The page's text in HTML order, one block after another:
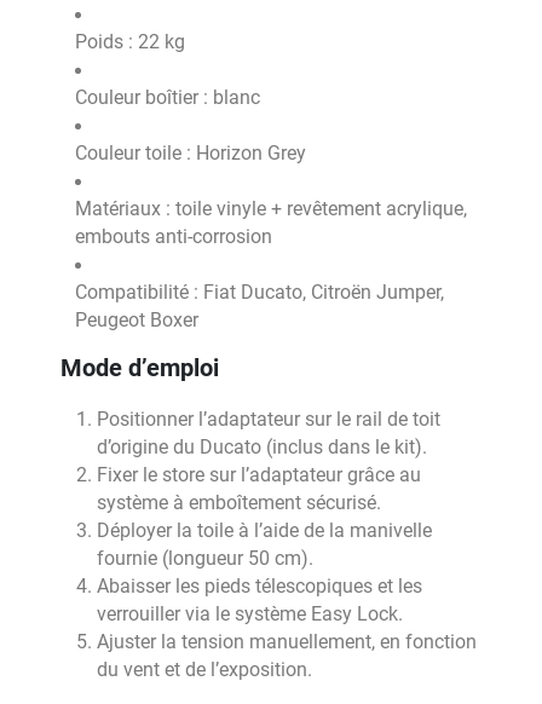
Poids : 22 kg
Couleur boîtier : blanc
Couleur toile : Horizon Grey
Matériaux : toile vinyle + revêtement acrylique,
embouts anti-corrosion
Compatibilité : Fiat Ducato, Citroën Jumper,
Peugeot Boxer
Mode d’emploi
Positionner l’adaptateur sur le rail de toit
d’origine du Ducato (inclus dans le kit).
Fixer le store sur l’adaptateur grâce au
système à emboîtement sécurisé.
Déployer la toile à l’aide de la manivelle
fournie (longueur 50 cm).
Abaisser les pieds télescopiques et les
verrouiller via le système Easy Lock.
Ajuster la tension manuellement, en fonction
du vent et de l’exposition.